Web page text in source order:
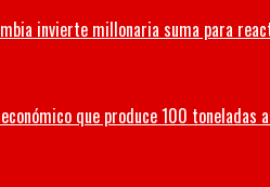
invierte millonaria suma para
que produce 100 toneladas